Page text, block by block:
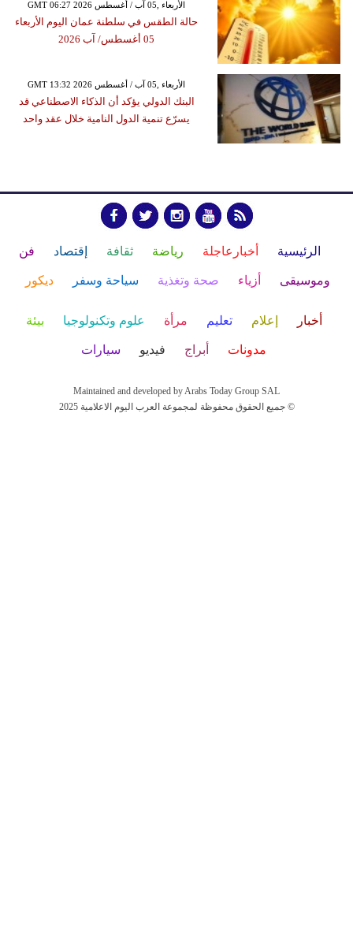
GMT 06:27 2026 الأربعاء ,05 آب / أغسطس
حالة الطقس في سلطنة عمان اليوم الأربعاء
05 أغسطس/ آب 2026
GMT 13:32 2026 الأربعاء ,05 آب / أغسطس
البنك الدولي يؤكد أن الذكاء الاصطناعي قد
يسرّع تنمية الدول النامية خلال عقد واحد
الرئيسية أخبارعاجلة رياضة ثقافة إقتصاد فن
وموسيقى أزياء صحة وتغذية سياحة وسفر ديكور
أخبار إعلام تعليم مرأة علوم وتكنولوجيا بيئة
مدونات أبراج فيديو سيارات
Maintained and developed by Arabs Today Group SAL
جميع الحقوق محفوظة لمجموعة العرب اليوم الاعلامية 2025 ©